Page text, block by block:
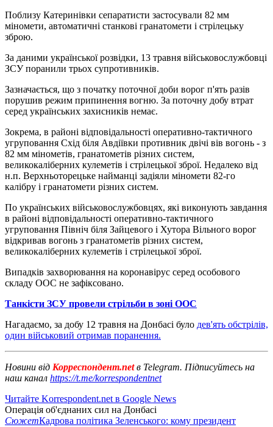
Поблизу Катеринівки сепаратисти застосували 82 мм
міномети, автоматичні станкові гранатомети і стрілецьку
зброю.
За даними української розвідки, 13 травня військовослужбовці
ЗСУ поранили трьох супротивників.
Зазначається, що з початку поточної доби ворог п'ять разів
порушив режим припинення вогню. За поточну добу втрат
серед українських захисників немає.
Зокрема, в районі відповідальності оперативно-тактичного
угруповання Схід біля Авдіївки противник двічі вів вогонь - з
82 мм мінометів, гранатометів різних систем,
великокаліберних кулеметів і стрілецької зброї. Недалеко від
н.п. Верхньоторецьке найманці задіяли міномети 82-го
калібру і гранатомети різних систем.
По українських військовослужбовцях, які виконують завдання
в районі відповідальності оперативно-тактичного
угруповання Північ біля Зайцевого і Хутора Вільного ворог
відкривав вогонь з гранатометів різних систем,
великокаліберних кулеметів і стрілецької зброї.
Випадків захворювання на коронавірус серед особового
складу ООС не зафіксовано.
Танкісти ЗСУ провели стрільби в зоні ООС
Нагадаємо, за добу 12 травня на Донбасі було дев'ять обстрілів,
один військовий отримав поранення.
Новини від Корреспондент.netв Telegram. Підписуйтесь на
наш канал https://t.me/korrespondentnet
Читайте Korrespondent.net в Google News
Операція об'єднаних сил на Донбасі
СюжетКадрова політика Зеленського: кому президент